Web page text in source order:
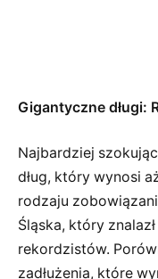
Gigantyczne długi:
Najbardziej
dług, który wynosi
rodzaju
Śląska, który
rekordzistów.
zadłużenia, które